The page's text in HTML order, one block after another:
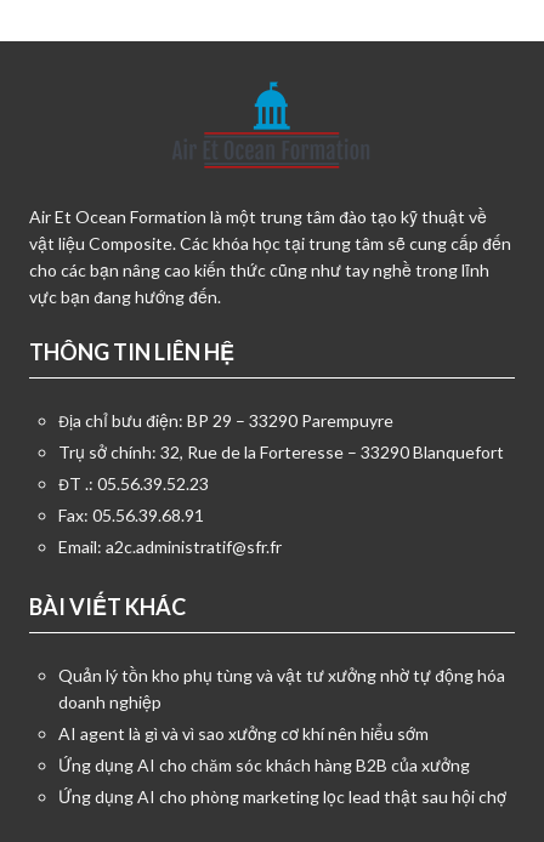
Air Et Ocean Formation là một trung tâm đào tạo kỹ thuật về
vật liệu Composite. Các khóa học tại trung tâm sẽ cung cấp đến
cho các bạn nâng cao kiến thức cũng như tay nghề trong lĩnh
vực bạn đang hướng đến.
THÔNG TIN LIÊN HỆ
Địa chỉ bưu điện: BP 29 – 33290 Parempuyre
Trụ sở chính: 32, Rue de la Forteresse – 33290 Blanquefort
ĐT .: 05.56.39.52.23
Fax: 05.56.39.68.91
Email: a2c.administratif@sfr.fr
BÀI VIẾT KHÁC
Quản lý tồn kho phụ tùng và vật tư xưởng nhờ tự động hóa
doanh nghiệp
AI agent là gì và vì sao xưởng cơ khí nên hiểu sớm
Ứng dụng AI cho chăm sóc khách hàng B2B của xưởng
Ứng dụng AI cho phòng marketing lọc lead thật sau hội chợ